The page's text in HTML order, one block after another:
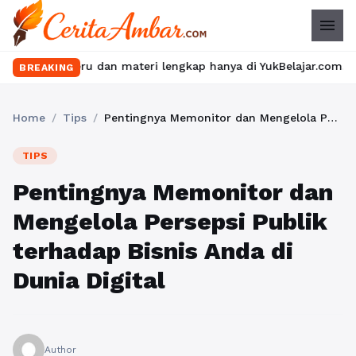
menu
BREAKING
dan materi lengkap hanya di YukBelajar.com. Mulai
Home / Tips / Pentingnya Memonitor dan Mengelola Persepsi Publik terhadap Bisnis Anda di Dunia Digital
TIPS
Pentingnya Memonitor dan
Mengelola Persepsi Publik
terhadap Bisnis Anda di
Dunia Digital
Author